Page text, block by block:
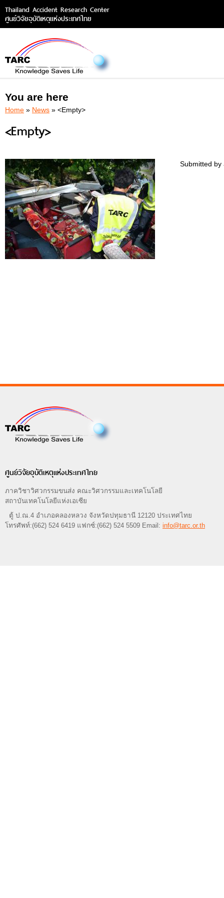
Thailand Accident Research Center
ศูนย์วิจัยอุบัติเหตุแห่งประเทศไทย
You are here
Home » News » <Empty>
<Empty>
Submitted by
ศูนย์วิจัยอุบัติเหตุแห่งประเทศไทย
ภาควิชาวิศวกรรมขนส่ง คณะวิศวกรรมและเทคโนโลยี
สถาบันเทคโนโลยีแห่งเอเซีย
ตู้ ป.ณ.4 อำเภอคลองหลวง จังหวัดปทุมธานี 12120 ประเทศไทย
โทรศัพท์:(662) 524 6419 แฟกซ์:(662) 524 5509 Email: info@tarc.or.th